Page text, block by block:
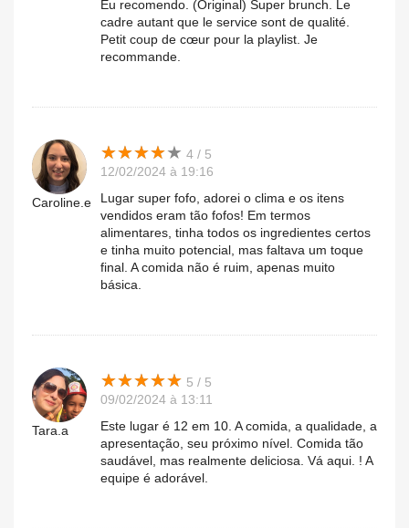
Eu recomendo. (Original) Super brunch. Le
cadre autant que le service sont de qualité.
Petit coup de cœur pour la playlist. Je
recommande.
Caroline.e
★★★★★
★★★★★ 4 / 5
12/02/2024 à 19:16
Lugar super fofo, adorei o clima e os itens
vendidos eram tão fofos! Em termos
alimentares, tinha todos os ingredientes certos
e tinha muito potencial, mas faltava um toque
final. A comida não é ruim, apenas muito
básica.
Tara.a
★★★★★
★★★★★ 5 / 5
09/02/2024 à 13:11
Este lugar é 12 em 10. A comida, a qualidade, a
apresentação, seu próximo nível. Comida tão
saudável, mas realmente deliciosa. Vá aqui. ! A
equipe é adorável.